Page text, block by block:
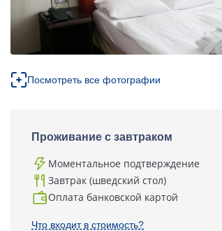
Посмотреть все фотографии
Проживание с завтраком
Моментальное подтверждение
Завтрак (шведский стол)
Оплата банковской картой
Что входит в стоимость?